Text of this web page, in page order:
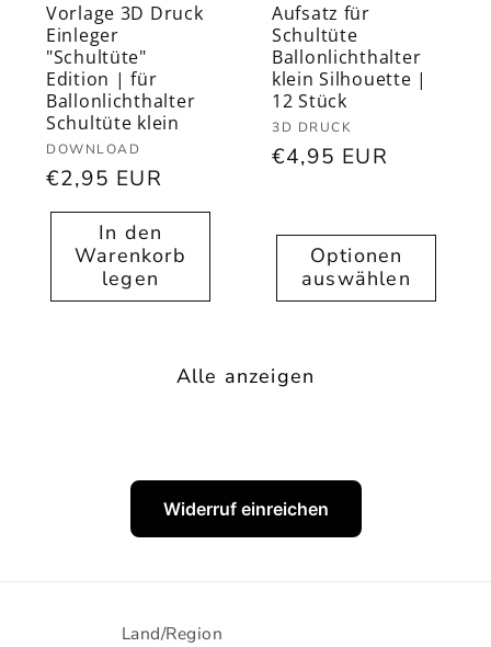
Vorlage 3D Druck
Einleger
"Schultüte"
Edition | für
Ballonlichthalter
Schultüte klein
Anbieter:
DOWNLOAD
Normaler
Preis
€2,95 EUR
In den
Warenkorb
legen
Aufsatz für
Schultüte
Ballonlichthalter
klein Silhouette |
12 Stück
Anbieter:
3D DRUCK
Normaler
€4,95 EUR
Optionen
auswählen
Alle anzeigen
Widerruf einreichen
Land/Region